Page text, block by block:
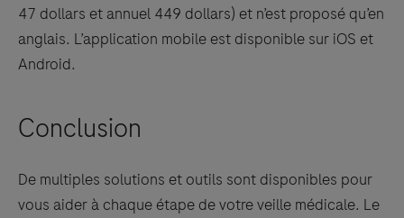
47 dollars et annuel 449 dollars) et n’est proposé qu’en
anglais. L’application mobile est disponible sur iOS et
Android.
Conclusion
De multiples solutions et outils sont disponibles pour
vous aider à chaque étape de votre veille médicale. Le